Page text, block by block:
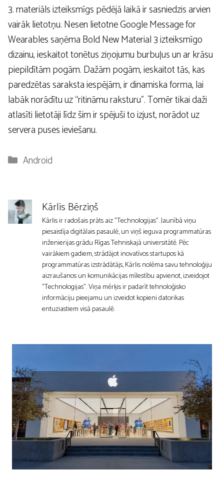
3. materiāls izteiksmīgs pēdējā laikā ir sasniedzis arvien
vairāk lietotņu. Nesen lietotne Google Message for
Wearables saņēma Bold New Material 3 izteiksmīgo
dizainu, ieskaitot tonētus ziņojumu burbuļus un ar krāsu
piepildītām pogām. Dažām pogām, ieskaitot tās, kas
paredzētas saraksta iespējām, ir dinamiska forma, lai
labāk norādītu uz “ritināmu raksturu”. Tomēr tikai daži
atlasīti lietotāji līdz šim ir spējuši to izjust, norādot uz
servera puses ieviešanu.
Kategorijas
Android
Kārlis Bērziņš
Kārlis ir radošais prāts aiz "Technologijas". Jaunībā viņu
piesaistīja digitālais pasaulē, un viņš ieguva programmatūras
inženierijas grādu Rīgas Tehniskajā universitātē. Pēc
vairākiem gadiem, strādājot inovatīvos startupos kā
programmatūras izstrādātājs, Kārlis nolēma savu tehnoloģiju
aizraušanos un komunikācijas mīlestību apvienot, izveidojot
"Technologijas". Viņa mērķis ir padarīt tehnoloģisko
informāciju pieejamu un izveidot kopieni datorikas
entuziastiem visā pasaulē.